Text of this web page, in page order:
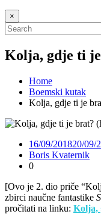
×
Kolja, gdje ti
Home
Boemski kutak
Kolja, gdje ti je
16/09/201820/09/
Boris Kvaternik
0
[Ovo je 2. dio priče
zbirci naučne fantastike
pročitati na linku: Kolja,